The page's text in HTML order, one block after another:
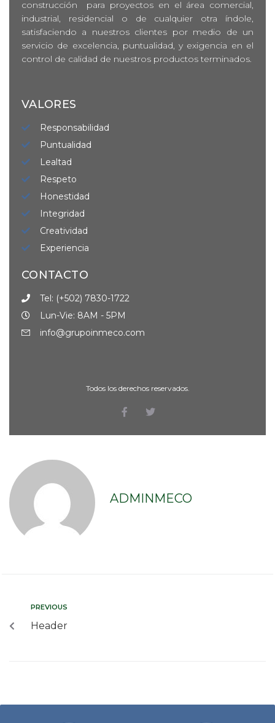
construcción para proyectos en el área comercial,
industrial, residencial o de cualquier otra índole,
satisfaciendo a nuestros clientes por medio de un
servicio de excelencia, puntualidad, y exigencia en el
control de calidad de nuestros productos terminados.
VALORES
Responsabilidad
Puntualidad
Lealtad
Respeto
Honestidad
Integridad
Creatividad
Experiencia
CONTACTO
Tel: (+502) 7830-1722
Lun-Vie: 8AM - 5PM
info@grupoinmeco.com
Todos los derechos reservados.
ADMINMECO
PREVIOUS
Header